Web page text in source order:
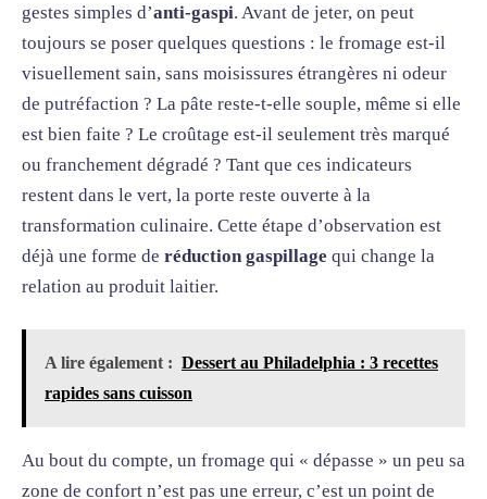
gestes simples d’anti-gaspi. Avant de jeter, on peut
toujours se poser quelques questions : le fromage est-il
visuellement sain, sans moisissures étrangères ni odeur
de putréfaction ? La pâte reste-t-elle souple, même si elle
est bien faite ? Le croûtage est-il seulement très marqué
ou franchement dégradé ? Tant que ces indicateurs
restent dans le vert, la porte reste ouverte à la
transformation culinaire. Cette étape d’observation est
déjà une forme de réduction gaspillage qui change la
relation au produit laitier.
A lire également : Dessert au Philadelphia : 3 recettes
rapides sans cuisson
Au bout du compte, un fromage qui « dépasse » un peu sa
zone de confort n’est pas une erreur, c’est un point de